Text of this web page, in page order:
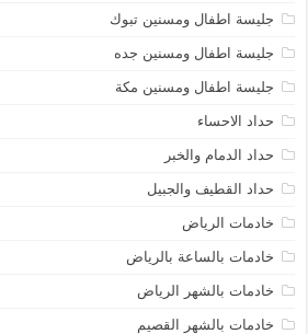
جليسة اطفال ومسنين تبوك
جليسة اطفال ومسنين جده
جليسة اطفال ومسنين مكة
حداد الاحساء
حداد الدمام والخبر
حداد القطيف والجبيل
خادمات الرياض
خادمات بالساعة بالرياض
خادمات بالشهر الرياض
خادمات بالشهر القصيم